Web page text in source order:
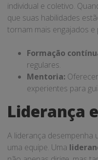
individual e coletivo.
que suas habilidades
tornam mais engajados e
Formação
regulares.
Mentoria:
experientes para
Liderança
A liderança desempenha
uma equipe. Uma